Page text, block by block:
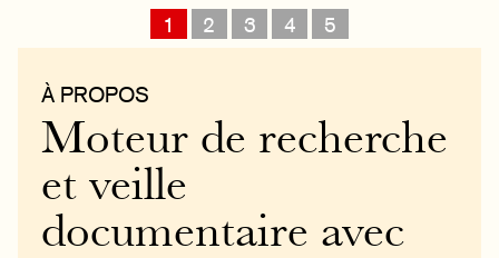
1 2 3 4 5
À PROPOS
Moteur de recherche
et veille
documentaire avec